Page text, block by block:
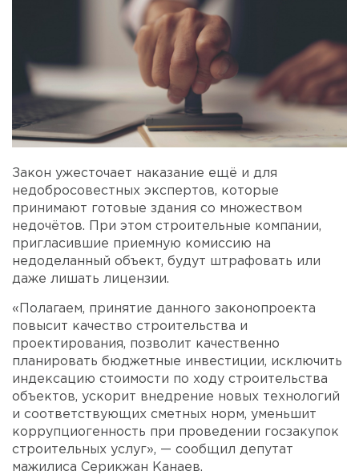
Закон ужесточает наказание ещё и для
недобросовестных экспертов, которые
принимают готовые здания со множеством
недочётов. При этом строительные компании,
пригласившие приемную комиссию на
недоделанный объект, будут штрафовать или
даже лишать лицензии.
«Полагаем, принятие данного законопроекта
повысит качество строительства и
проектирования, позволит качественно
планировать бюджетные инвестиции, исключить
индексацию стоимости по ходу строительства
объектов, ускорит внедрение новых технологий
и соответствующих сметных норм, уменьшит
коррупциогенность при проведении госзакупок
строительных услуг», — сообщил депутат
мажилиса Серикжан Канаев.